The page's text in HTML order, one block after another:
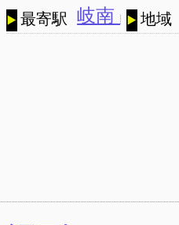
最寄駅 岐南 地域